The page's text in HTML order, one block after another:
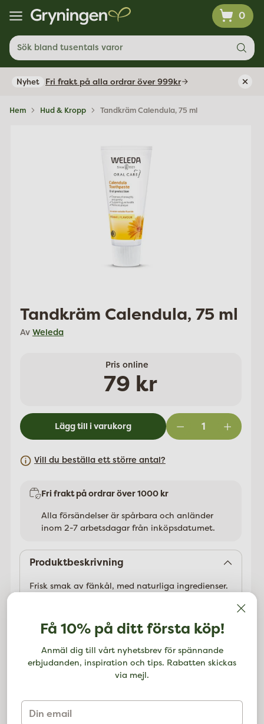
0
Sök bland tusentals varor
Nyhet Fri frakt på alla ordrar över 999kr
Få 10% på ditt första köp!
Anmäl dig till vårt nyhetsbrev för spännande
erbjudanden, inspiration och tips. Rabatten skickas
via mejl.
Din
email
Hem Hud & Kropp Tandkräm Calendula, 75 ml
Tandkräm Calendula, 75 ml
Av Weleda
Pris online
Ordinarie
pris
79 kr
Lägg till i varukorg
Vill du beställa ett större antal?
Fri frakt på ordrar över 1000 kr
Alla försändelser är spårbara och anländer
inom 2-7 arbetsdagar från inköpsdatumet.
Produktbeskrivning
Frisk smak av fänkål, med naturliga ingredienser.
betydelse för en fräsch andedräkt. Innehåller inte
pepparmynta och motverkar därför inte
homeopatisk behandling. Din mun håller sig ren
och fräsch på naturens egna villkor.
Naturlig rengöring och skydd för tänder och
läkemedel.
Certifierad naturlig tandvård.